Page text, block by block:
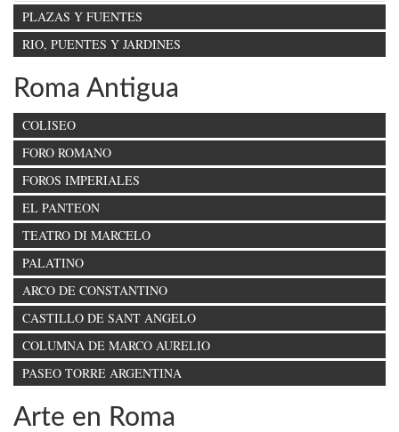
PLAZAS Y FUENTES
RIO, PUENTES Y JARDINES
Roma Antigua
COLISEO
FORO ROMANO
FOROS IMPERIALES
EL PANTEON
TEATRO DI MARCELO
PALATINO
ARCO DE CONSTANTINO
CASTILLO DE SANT ANGELO
COLUMNA DE MARCO AURELIO
PASEO TORRE ARGENTINA
Arte en Roma